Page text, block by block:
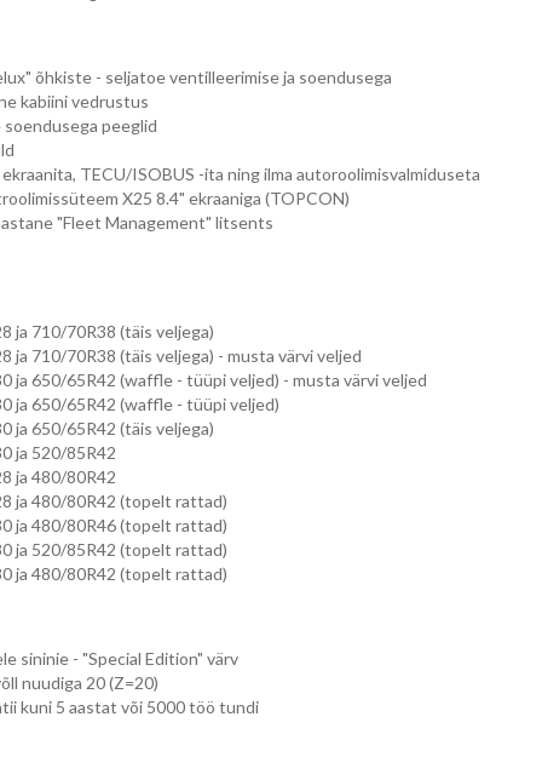
õhkiste - seljatoe ventilleerimise ja soendusega
kabiini vedrustus
peeglid
TECU/ISOBUS -ita ning ilma autoroolimisvalmiduseta
X25 8.4" ekraaniga (TOPCON)
"Fleet Management" litsents
ja 710/70R38 (täis veljega)
ja 710/70R38 (täis veljega) - musta värvi veljed
ja 650/65R42 (waffle - tüüpi veljed) - musta värvi veljed
ja 650/65R42 (waffle - tüüpi veljed)
ja 650/65R42 (täis veljega)
ja 520/85R42
ja 480/80R42
ja 480/80R42 (topelt rattad)
ja 480/80R46 (topelt rattad)
ja 520/85R42 (topelt rattad)
ja 480/80R42 (topelt rattad)
sininie - "Special Edition" värv
nuudiga 20 (Z=20)
kuni 5 aastat või 5000 töö tundi